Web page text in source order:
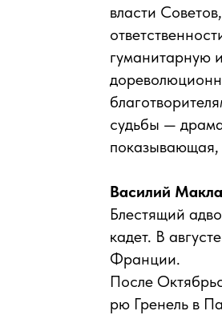
власти
гуманитарную
судьбы —
показывающая,
Василий
Блестящий
кадет. В
Франции.
После
рю Гренель в